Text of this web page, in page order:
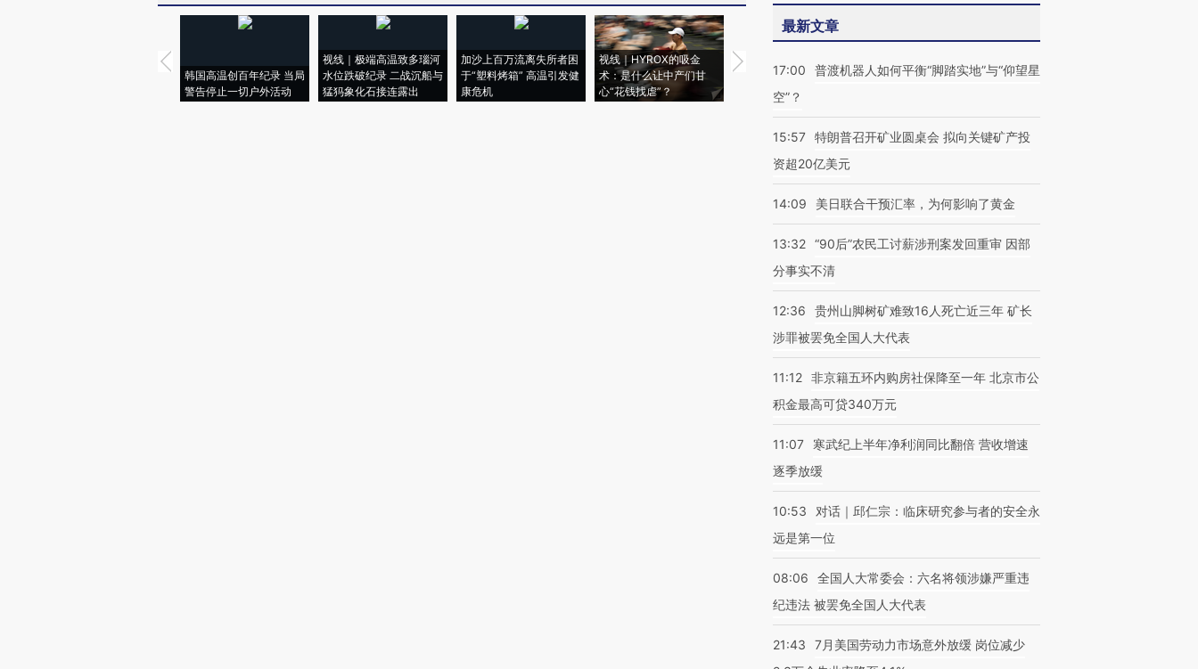
韩国高温创百年纪录 当局
警告停止一切户外活动
视线｜极端高温致多瑙河
水位跌破纪录 二战沉船与
猛犸象化石接连露出
加沙上百万流离失所者困
于“塑料烤箱” 高温引发健
康危机
视线｜HYROX的吸金
术：是什么让中产们甘
心“花钱找虐”？
马航飞行员跨国走私7万
粒摇头丸 尿检体内含3种
度Z世代 用街头抗争将教
机”？难民潮撕裂西班牙
最新文章
17:00
普渡机器人如何平衡“脚踏实地”与“仰望星
空”？
15:57 特朗普召开矿业圆桌会 拟向关键矿产投
资超20亿美元
14:09 美日联合干预汇率，为何影响了黄金
13:32 “90后”农民工讨薪涉刑案发回重审 因部
分事实不清
12:36
贵州山脚树矿难致16人死亡近三年 矿长
涉罪被罢免全国人大代表
11:12 非京籍五环内购房社保降至一年 北京市公
积金最高可贷340万元
11:07
寒武纪上半年净利润同比翻倍 营收增速
逐季放缓
10:53
对话｜邱仁宗：临床研究参与者的安全永
远是第一位
08:06
全国人大常委会：六名将领涉嫌严重违
纪违法 被罢免全国人大代表
21:43
7月美国劳动力市场意外放缓 岗位减少